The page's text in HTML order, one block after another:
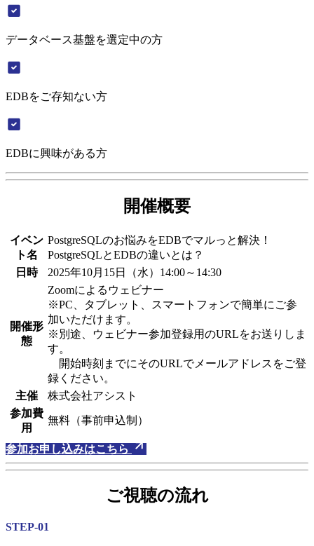
データベース基盤を選定中の方
EDBをご存知ない方
EDBに興味がある方
開催概要
イベン
ト名
PostgreSQLのお悩みをEDBでマルっと解決！
PostgreSQLとEDBの違いとは？
日時
2025年10月15日（水）14:00～14:30
開催形
態
Zoomによるウェビナー
※PC、タブレット、スマートフォンで簡単にご参
加いただけます。
※別途、ウェビナー参加登録用のURLをお送りしま
す。
開始時刻までにそのURLでメールアドレスをご登
録ください。
主催
株式会社アシスト
参加費
用
無料（事前申込制）
参加お申し込みはこちら
ご視聴の流れ
STEP-01